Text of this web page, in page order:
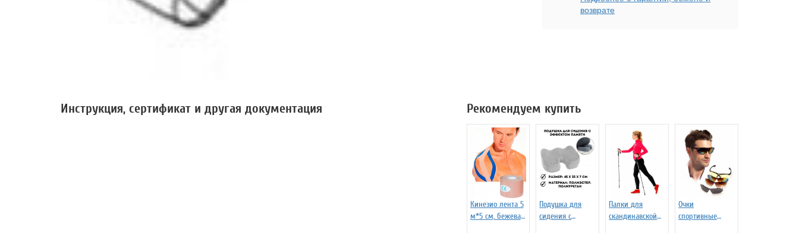
возврате
Инструкция, сертификат и другая документация Рекомендуем купить
Кинезио лента 5
м*5 см, бежевая
Подушка для
сидения с
Палки для
скандинавской
Очки
спортивные